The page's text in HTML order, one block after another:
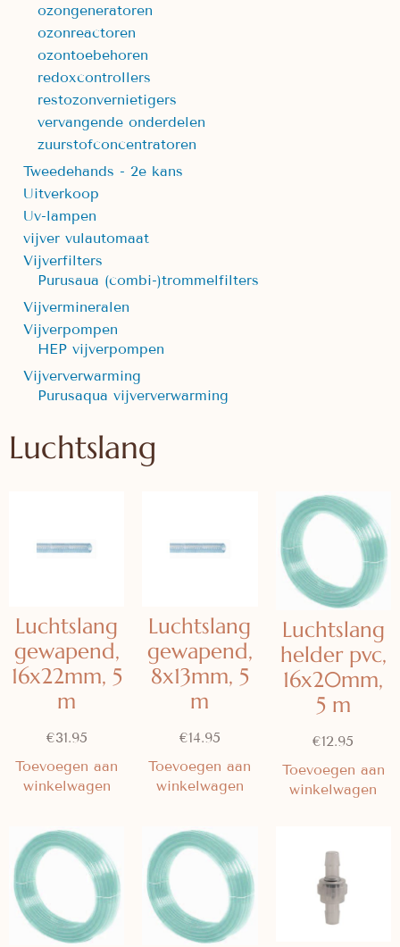
ozongeneratoren
ozonreactoren
ozontoebehoren
redoxcontrollers
restozonvernietigers
vervangende onderdelen
zuurstofconcentratoren
Tweedehands - 2e kans
Uitverkoop
Uv-lampen
vijver vulautomaat
Vijverfilters
Purusaua (combi-)trommelfilters
Vijvermineralen
Vijverpompen
HEP vijverpompen
Vijververwarming
Purusaqua vijververwarming
Luchtslang
Luchtslang
gewapend,
16x22mm, 5
m
€31.95
Toevoegen aan
winkelwagen
Luchtslang
gewapend,
8x13mm, 5
m
€14.95
Toevoegen aan
winkelwagen
Luchtslang
helder pvc,
16x20mm,
5 m
€12.95
Toevoegen aan
winkelwagen